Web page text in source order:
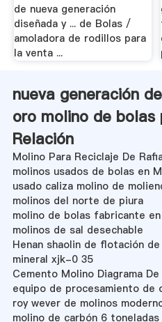
de nueva generación
diseñada y ... de Bolas /
amoladora de rodillos para
la venta ...
nueva generación
oro molino de
Relación
Molino Para Reciclaje De
molinos usados de bolas en
usado caliza molino de
molinos del norte de piura
molino de bolas fabricante
molinos de sal desechable
Henan shaolin de flotación
mineral xjk-0 35
Cemento Molino Diagrama De
equipo de procesamiento de
roy wever de molinos
molino de carbón 6